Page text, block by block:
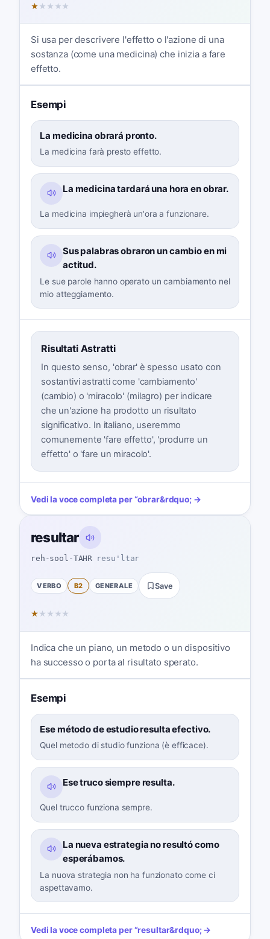
★ ★ ★ ★ ★
Si usa per descrivere l'effetto o l'azione di una
sostanza (come una medicina) che inizia a fare
effetto.
Esempi
La medicina obrará pronto.
La medicina farà presto effetto.
La medicina tardará una hora en obrar.
La medicina impiegherà un'ora a funzionare.
Sus palabras obraron un cambio en mi
actitud.
Le sue parole hanno operato un cambiamento nel
mio atteggiamento.
Risultati Astratti
In questo senso, 'obrar' è spesso usato con
sostantivi astratti come 'cambiamento'
(cambio) o 'miracolo' (milagro) per indicare
che un'azione ha prodotto un risultato
significativo. In italiano, useremmo
comunemente 'fare effetto', 'produrre un
effetto' o 'fare un miracolo'.
Vedi la voce completa per“obrar&rdquo; →
resultar
reh-sool-TAHR resu'ltar
VERBO B2 GENERALE Save
★ ★ ★ ★ ★
Indica che un piano, un metodo o un dispositivo
ha successo o porta al risultato sperato.
Esempi
Ese método de estudio resulta efectivo.
Quel metodo di studio funziona (è efficace).
Ese truco siempre resulta.
Quel trucco funziona sempre.
La nueva estrategia no resultó como
esperábamos.
La nuova strategia non ha funzionato come ci
aspettavamo.
Vedi la voce completa per“resultar&rdquo; →